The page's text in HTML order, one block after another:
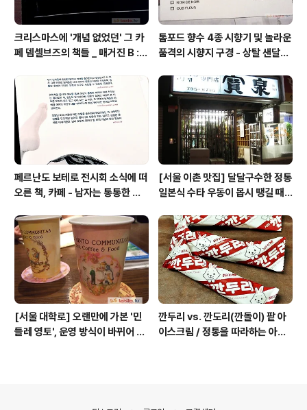
크리스마스에 '개념 없었던' 그 카
페 뎀셀브즈의 책들 _ 매거진 B :
커피
톰포드 향수 4종 시향기 및 놀라운
품격의 시향지 구경 - 상탈 샌달우
노
페르난도 보테로 전시회 소식에 떠
오른 책, 카페 - 남자는 통통한 여
[서울 이촌 맛집] 달달구수한 정통
일본식 수타 우동이 몹시 땡길 때 /
[서울 대학로] 오랜만에 가본 '민
들레 영토', 운영 방식이 바뀌어 있
깐두리 vs. 깐도리(깐돌이) 팥 아
이스크림 / 정통을 따라하는 아류